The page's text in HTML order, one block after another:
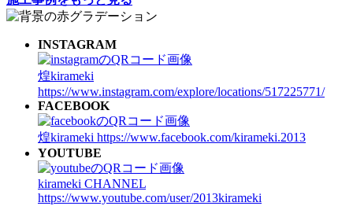
INSTAGRAM
煌kirameki
https://www.instagram.com/explore/locations/517225771/
FACEBOOK
煌kirameki https://www.facebook.com/kirameki.2013
YOUTUBE
kirameki CHANNEL
https://www.youtube.com/user/2013kirameki